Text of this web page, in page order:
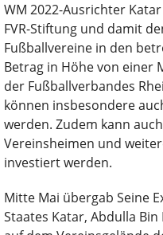
WM 2022-Ausrichter
FVR-Stiftung und damit
Fußballvereine in den
Betrag in Höhe von einer
der Fußballverbandes
können insbesondere
werden. Zudem kann
Vereinsheimen und
investiert werden.
Mitte Mai übergab Seine
Staates Katar, Abdulla